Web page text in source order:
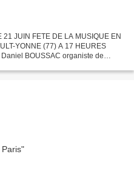
JUIN FETE DE LA MUSIQUE EN
YONNE (77) A 17 HEURES
BOUSSAC organiste de